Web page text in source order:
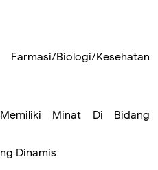
Biologi/Kesehatan
Minat Di Bidang
Dinamis